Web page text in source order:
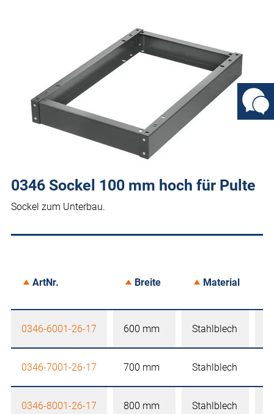
0346 Sockel 100 mm hoch für Pulte
Sockel zum Unterbau.
ArtNr. Breite Material
0346-6001-26-17 600 mm Stahlblech
0346-7001-26-17 700 mm Stahlblech
0346-8001-26-17 800 mm Stahlblech